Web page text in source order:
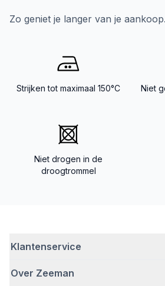
Zo geniet je langer van je aankoop.
Strijken tot maximaal 150°C
Niet
Niet drogen in de
droogtrommel
Klantenservice
Veelgestelde vragen
Over Zeeman